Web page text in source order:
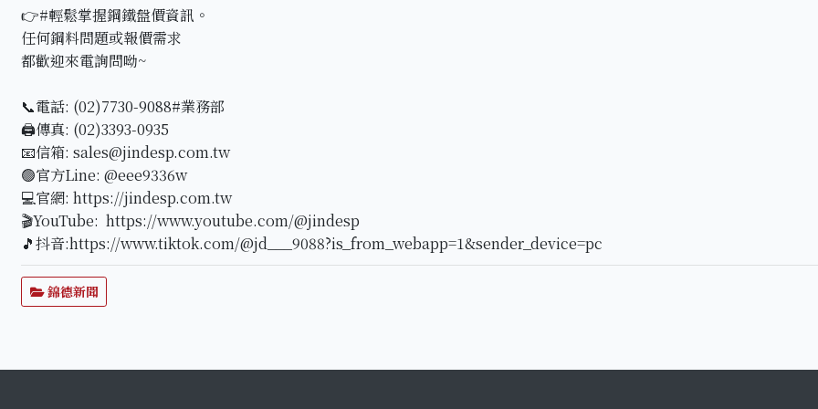
👉#輕鬆掌握鋼鐵盤價資訊。
任何鋼料問題或報價需求
都歡迎來電詢問呦~
📞電話: (02)7730-9088#業務部
🖨傳真: (02)3393-0935
📧信箱: sales@jindesp.com.tw
🟢官方Line: @eee9336w
💻官網: https://jindesp.com.tw
🎬YouTube: https://www.youtube.com/@jindesp
🎵抖音:https://www.tiktok.com/@jd___9088?is_from_webapp=1&sender_device=pc
錦德新聞